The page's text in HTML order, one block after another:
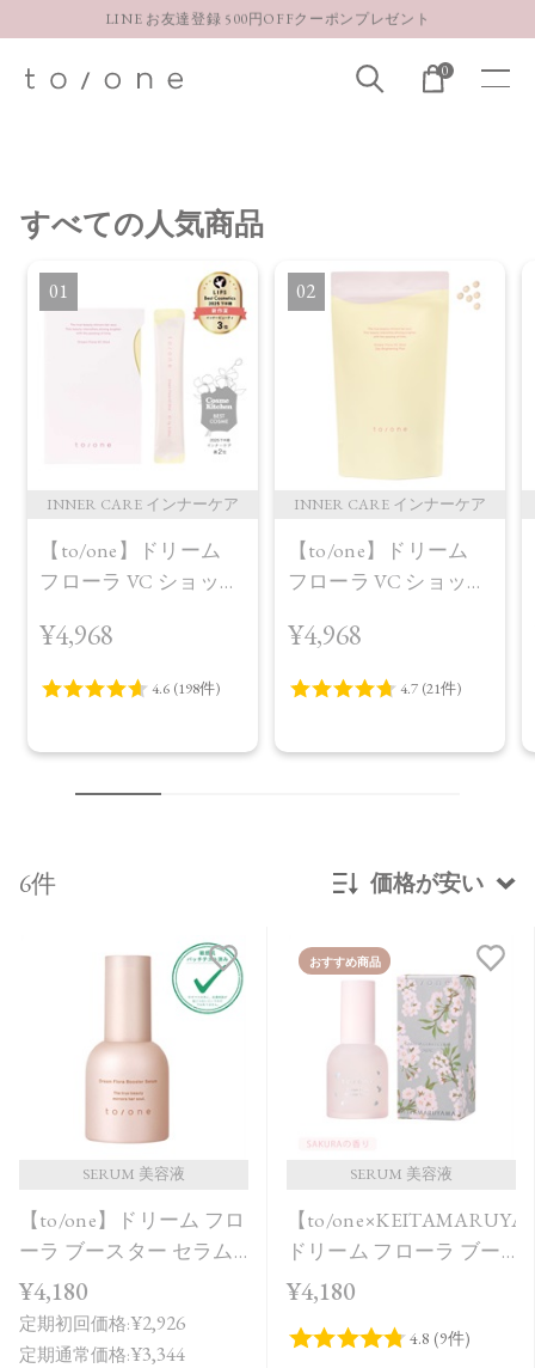
LINE お友達登録 500円OFFクーポンプレゼント
お得な定期購入コースはこちら
0
すべての人気商品
1
INNER CARE インナーケア
【to/one】ドリーム
フローラ VC ショット
¥4,968
2
INNER CARE インナーケア
【to/one】ドリーム
フローラ VC ショット
プラス＜限定品＞
¥4,968
6件 価格が安い
発売日順
価格が高い
レビューが多い順
レビュー評価が高い順
人気順
SERUM 美容液
【to/one】ドリーム フロ
ーラ ブースター セラム
＜導入美容液＞
¥4,180
定期初回価格:¥2,926
定期通常価格:¥3,344
おすすめ商品
SERUM 美容液
【to/
ドリーム フローラ ブー
スター セラム SAKURA
¥4,180